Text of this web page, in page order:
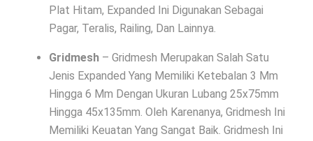
Plat Hitam, Expanded Ini Digunakan Sebagai
Pagar, Teralis, Railing, Dan Lainnya.
Gridmesh – Gridmesh Merupakan Salah Satu
Jenis Expanded Yang Memiliki Ketebalan 3 Mm
Hingga 6 Mm Dengan Ukuran Lubang 25x75mm
Hingga 45x135mm. Oleh Karenanya, Gridmesh Ini
Memiliki Keuatan Yang Sangat Baik. Gridmesh Ini